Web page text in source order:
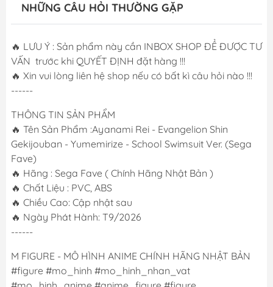
NHỮNG CÂU HỎI THƯỜNG GẶP
🔥 LƯU Ý : Sản phẩm này cần INBOX SHOP ĐỂ ĐƯỢC TƯ
VẤN trước khi QUYẾT ĐỊNH đặt hàng !!!
🔥 Xin vui lòng liên hệ shop nếu có bất kì câu hỏi nào !!!
------
THÔNG TIN SẢN PHẨM
🔥 Tên Sản Phẩm :Ayanami Rei - Evangelion Shin
Gekijouban - Yumemirize - School Swimsuit Ver. (Sega
Fave)
🔥 Hãng : Sega Fave ( Chính Hãng Nhật Bản )
🔥 Chất Liệu : PVC, ABS
🔥 Chiều Cao: Cập nhật sau
🔥 Ngày Phát Hành: T9/2026
------
M FIGURE - MÔ HÌNH ANIME CHÍNH HÃNG NHẬT BẢN
#figure #mo_hinh #mo_hinh_nhan_vat